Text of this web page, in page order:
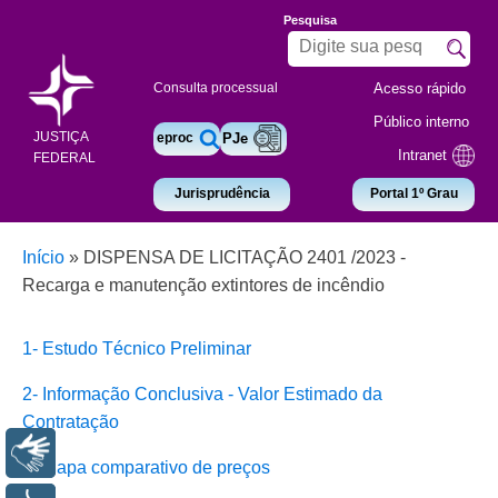
JUSTIÇA
FEDERAL
Consulta processual
eproc PJe
Jurisprudência
Pesquisa
Acesso rápido
Público interno
Intranet
Portal 1º Grau
Início » DISPENSA DE LICITAÇÃO 2401 /2023 -
Recarga e manutenção extintores de incêndio
1- Estudo Técnico Preliminar
2- Informação Conclusiva - Valor Estimado da
Contratação
3- Mapa comparativo de preços